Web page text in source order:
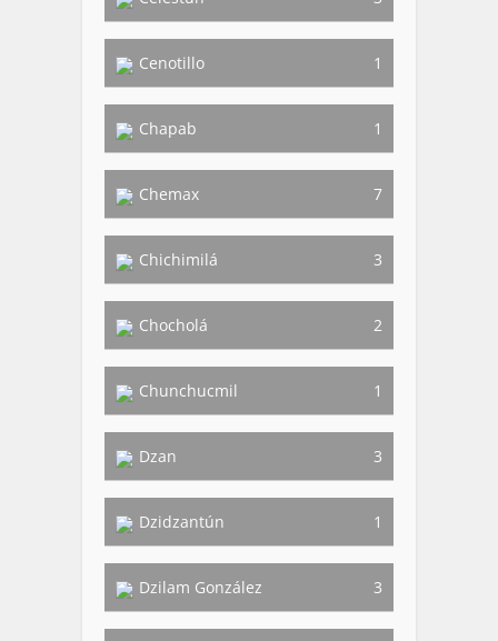
Cenotillo 1
Chapab 1
Chemax 7
Chichimilá 3
Chocholá 2
Chunchucmil 1
Dzan 3
Dzidzantún 1
Dzilam González 3